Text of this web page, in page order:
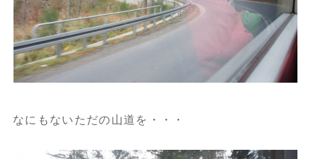
なにもないただの山道を・・・